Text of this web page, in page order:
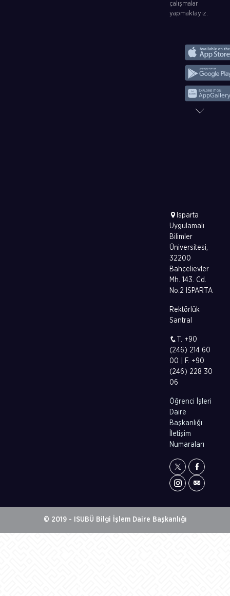
çalışmalar
yapmaktayız.
Isparta
Uygulamalı
Bilimler
Üniversitesi,
32200
Bahçelievler
Mh. 143. Cd.
No:2 ISPARTA
Rektörlük
Santral
T. +90
(246) 214 60
00 | F. +90
(246) 228 30
06
Öğrenci İşleri
Daire
Başkanlığı
İletişim
Numaraları
© 2019 - ISUBÜ Bilgi İşlem Daire Başkanlığı